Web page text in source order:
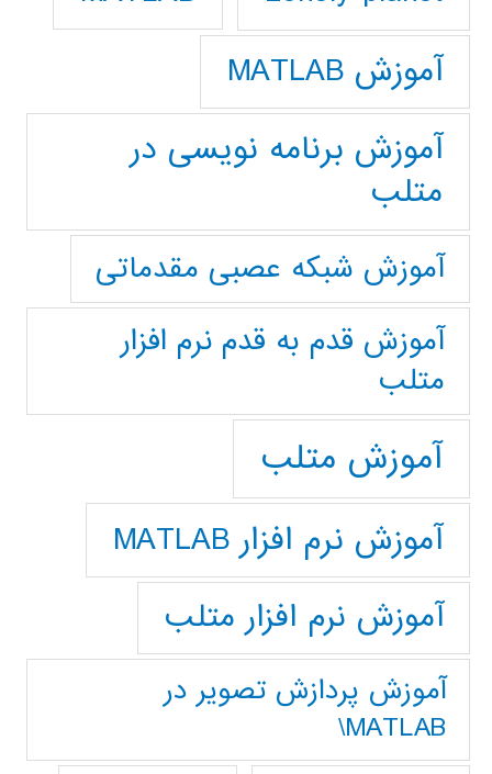
آموزش MATLAB
آموزش برنامه نویسی در
متلب
آموزش شبکه عصبی مقدماتی
آموزش قدم به قدم نرم افزار
متلب
آموزش متلب
آموزش نرم افزار MATLAB
آموزش نرم افزار متلب
آموزش پردازش تصوير در
MATLAB\